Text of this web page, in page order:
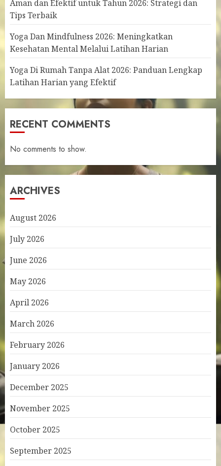
Aman dan Efektif untuk Tahun 2026: Strategi dan
Tips Terbaik
Yoga Dan Mindfulness 2026: Meningkatkan
Kesehatan Mental Melalui Latihan Harian
Yoga Di Rumah Tanpa Alat 2026: Panduan Lengkap
Latihan Harian yang Efektif
RECENT COMMENTS
No comments to show.
ARCHIVES
August 2026
July 2026
June 2026
May 2026
April 2026
March 2026
February 2026
January 2026
December 2025
November 2025
October 2025
September 2025